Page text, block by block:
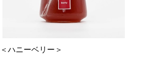
＜ハニーベリー＞